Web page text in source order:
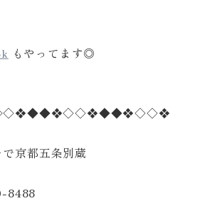
もやってます◎
京都五条別蔵
8488